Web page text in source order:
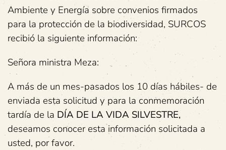
Ambiente y Energía sobre convenios firmados
para la protección de la biodiversidad, SURCOS
recibió la siguiente información:
Señora ministra Meza:
A más de un mes-pasados los 10 días hábiles- de
enviada esta solicitud y para la conmemoración
tardía de la DÍA DE LA VIDA SILVESTRE,
deseamos conocer esta información solicitada a
usted, por favor.